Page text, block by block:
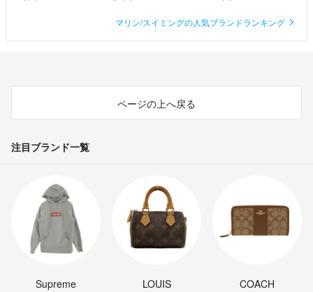
マリン/スイミングの人気ブランドランキング
ページの上へ戻る
注目ブランド一覧
Supreme
LOUIS
COACH